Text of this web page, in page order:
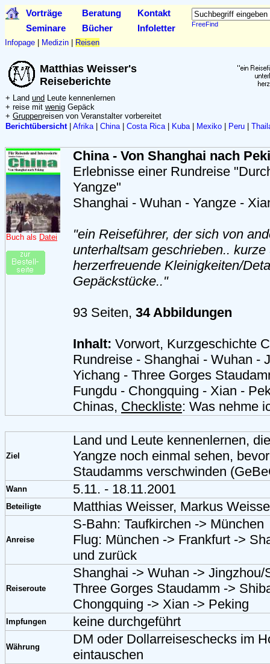
Vorträge Beratung Kontakt
FreeFind
Seminare Bücher Infoletter
Infopage Medizin Reisen
Matthias Weisser's
Reiseberichte
+ Land und Leute kennenlernen
+ reise mit wenig Gepäck
+ Gruppenreisen von Veranstalter vorbereitet
Berichtübersicht| Afrika| China| Costa Rica| Kuba| Mexiko Peru
Buch als Datei
China - Von Shanghai nach
Erlebnisse einer Rundreise
Yangze"
Shanghai - Wuhan - Yangze -
"ein Reiseführer, der sich von
unterhaltsam geschrieben.. kurze
herzerfreuende Kleinigkeiten/
Gepäckstücke.."
93 Seiten, 34 Abbildungen
Inhalt: Vorwort, Kurzgeschichte
Rundreise - Shanghai - Wuhan -
Yichang - Three Gorges
Fungdu - Chongquing - Xian -
Chinas, Checkliste: Was nehme
Ziel
Land und Leute kennenlernen,
Yangze noch einmal sehen,
Staudamms verschwinden
Wann 5.11. - 18.11.2001
Beteiligte Matthias Weisser, Markus
Anreise
S-Bahn: Taufkirchen -> München
Flug: München -> Frankfurt ->
und zurück
Reiseroute
Shanghai -> Wuhan ->
Three Gorges Staudamm ->
Chongquing -> Xian -> Peking
Impfungen keine durchgeführt
Währung
DM oder Dollarreiseschecks im
eintauschen